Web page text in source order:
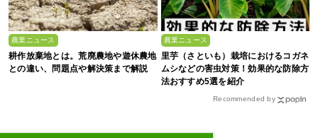
農業ニュース
耕作放棄地とは。荒廃農地や遊休農地
との違い、問題点や解決策まで解説
農業ニュース
里芋（さといも）栽培におけるコガネ
ムシなどの害虫対策！効果的な防除方
法おすすめ5選を紹介
Recommended by